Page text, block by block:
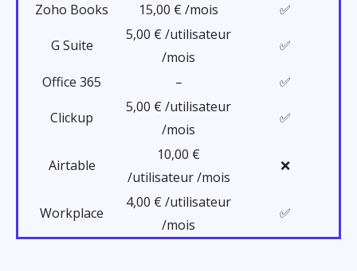
Zoho Books 15,00 € /mois ✅
G Suite
5,00 € /utilisateur
/mois
✅
Office 365 – ✅
Clickup
5,00 € /utilisateur
/mois
✅
Airtable
10,00 €
/utilisateur /mois
❌
Workplace
4,00 € /utilisateur
/mois
✅